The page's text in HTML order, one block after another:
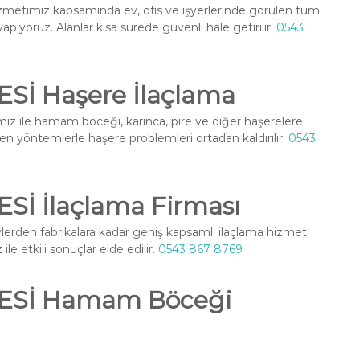
kapsamında ev, ofis ve işyerlerinde görülen tüm
Alanlar kısa sürede güvenli hale getirilir. 0543
Haşere İlaçlama
ile hamam böceği, karınca, pire ve diğer haşerelere
yöntemlerle haşere problemleri ortadan kaldırılır. 0543
İlaçlama Firması
fabrikalara kadar geniş kapsamlı ilaçlama hizmeti
ile etkili sonuçlar elde edilir. 0543 867 8769
Hamam Böceği